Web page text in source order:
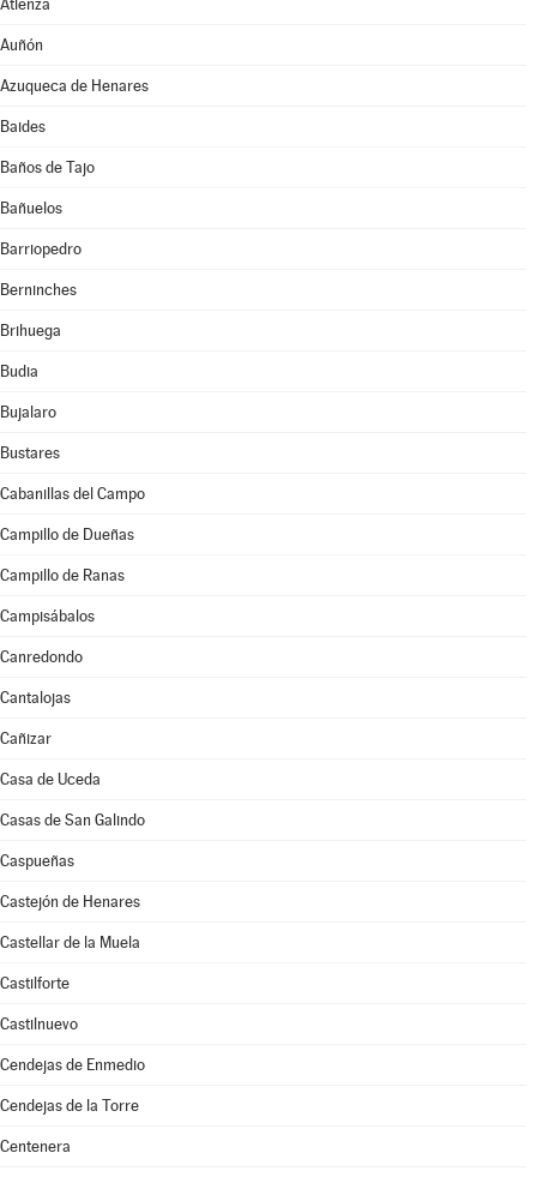
Atienza
Auñón
Azuqueca de Henares
Baides
Baños de Tajo
Bañuelos
Barriopedro
Berninches
Brihuega
Budia
Bujalaro
Bustares
Cabanillas del Campo
Campillo de Dueñas
Campillo de Ranas
Campisábalos
Canredondo
Cantalojas
Cañizar
Casa de Uceda
Casas de San Galindo
Caspueñas
Castejón de Henares
Castellar de la Muela
Castilforte
Castilnuevo
Cendejas de Enmedio
Cendejas de la Torre
Centenera